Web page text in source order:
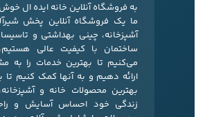
به فروشگاه آنلاین خانه ایده ال
ما یک فروشگاه آنلاین پخش
آشپزخانه، چینی بهداشتی و
ساختمان با کیفیت عالی
می‌کنیم تا بهترین خدمات را به
ارائه دهیم و به آنها کمک کنیم تا
بهترین محصولات خانه و
زندگی خود احساس آسایش و